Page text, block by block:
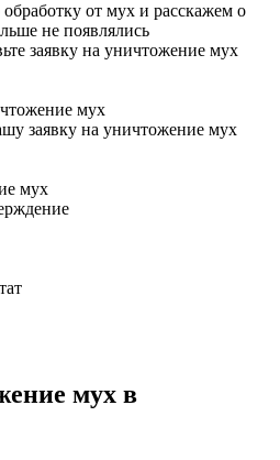
от мух и расскажем о
не появлялись
мух
мух
мух в